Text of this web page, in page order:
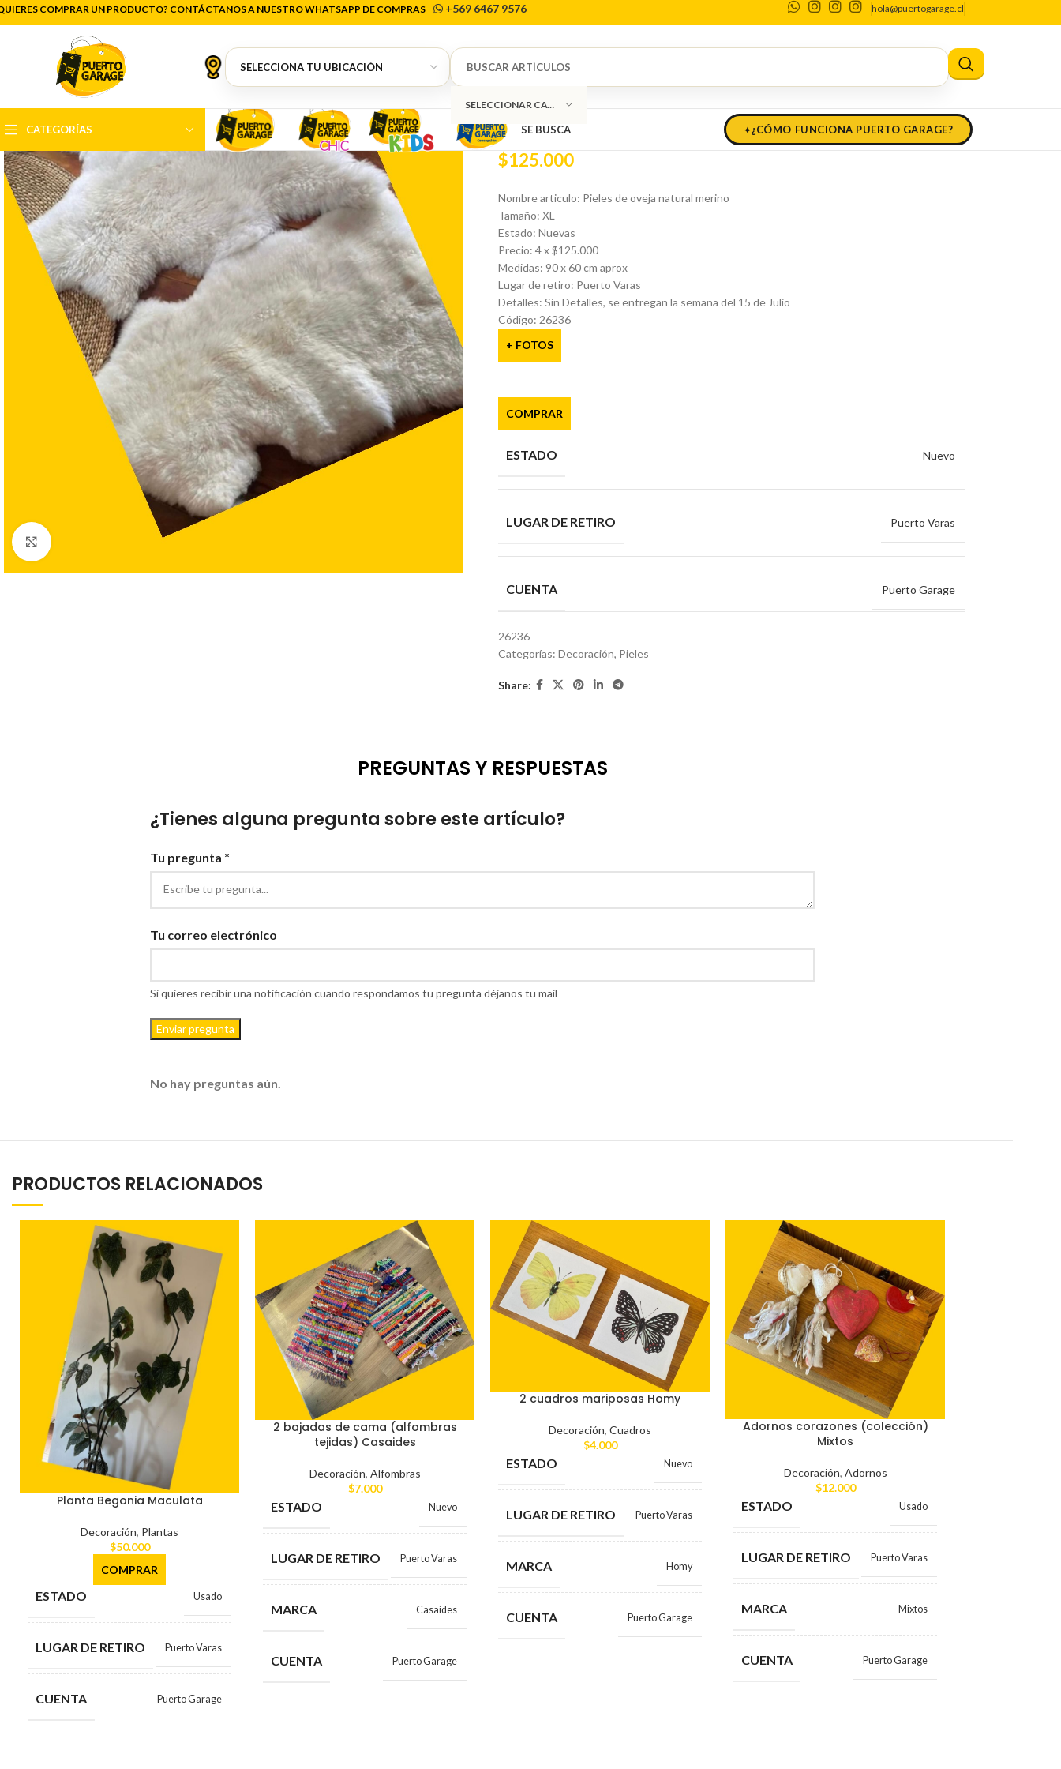
COMPRAR UN PRODUCTO? CONTÁCTANOS A NUESTRO WHATSAPP DE COMPRAS +569 6467 9576 hola@puertogarage.cl
SELECCIONAR CATEGORÍA
CATEGORÍAS SE BUSCA ¿CÓMO FUNCIONA PUERTO GARAGE?
Inicio Decoración Pieles Pieles de oveja natural merino
0
Pieles de oveja natural merino
$125.000
Nombre articulo: Pieles de oveja natural merino
Tamaño: XL
Estado: Nuevas
Precio: 4 x $125.000
Medidas: 90 x 60 cm aprox
Lugar de retiro: Puerto Varas
Detalles: Sin Detalles, se entregan la semana del 15 de Julio
Código: 26236
+ FOTOS
COMPRAR
ESTADO Nuevo
LUGAR DE RETIRO Puerto Varas
CUENTA Puerto Garage
26236
Categorías: Decoración, Pieles
Share:
PREGUNTAS Y RESPUESTAS
¿Tienes alguna pregunta sobre este artículo?
Tu pregunta *
Tu correo electrónico
Si quieres recibir una notificación cuando respondamos tu pregunta déjanos tu mail
Enviar pregunta
No hay preguntas aún.
PRODUCTOS RELACIONADOS
Planta Begonia Maculata
Decoración, Plantas
$50.000
COMPRAR
ESTADO Usado
LUGAR DE RETIRO Puerto Varas
CUENTA Puerto Garage
2 bajadas de cama (alfombras
tejidas) Casaides
Decoración, Alfombras
$7.000
ESTADO Nuevo
LUGAR DE RETIRO Puerto Varas
MARCA Casaides
CUENTA Puerto Garage
2 cuadros mariposas Homy
Decoración, Cuadros
$4.000
ESTADO Nuevo
LUGAR DE RETIRO Puerto Varas
MARCA Homy
CUENTA Puerto Garage
Adornos corazones (colección)
Mixtos
Decoración, Adornos
$12.000
ESTADO Usado
LUGAR DE RETIRO Puerto Varas
MARCA Mixtos
CUENTA Puerto Garage